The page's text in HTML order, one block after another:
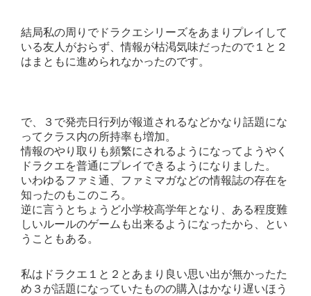
結局私の周りでドラクエシリーズをあまりプレイして
いる友人がおらず、情報が枯渇気味だったので１と２
はまともに進められなかったのです。
で、３で発売日行列が報道されるなどかなり話題にな
ってクラス内の所持率も増加。
情報のやり取りも頻繁にされるようになってようやく
ドラクエを普通にプレイできるようになりました。
いわゆるファミ通、ファミマガなどの情報誌の存在を
知ったのもこのころ。
逆に言うとちょうど小学校高学年となり、ある程度難
しいルールのゲームも出来るようになったから、とい
うこともある。
私はドラクエ１と２とあまり良い思い出が無かったた
め３が話題になっていたものの購入はかなり遅いほう